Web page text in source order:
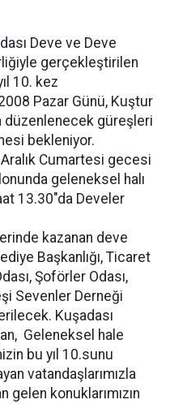
Deve ve Deve
gerçekleştirilen
10. kez
Pazar Günü, Kuştur
düzenlenecek güreşleri
bekleniyor.
Cumartesi gecesi
geleneksel halı
13.30"da Develer
kazanan deve
Başkanlığı, Ticaret
Şoförler Odası,
Sevenler Derneği
Kuşadası
 Geleneksel hale
bu yıl 10.sunu
vatandaşlarımızla
gelen konuklarımızın